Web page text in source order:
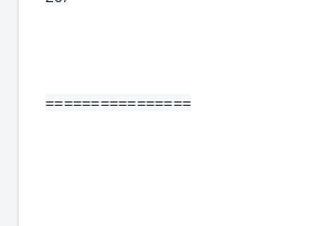
================